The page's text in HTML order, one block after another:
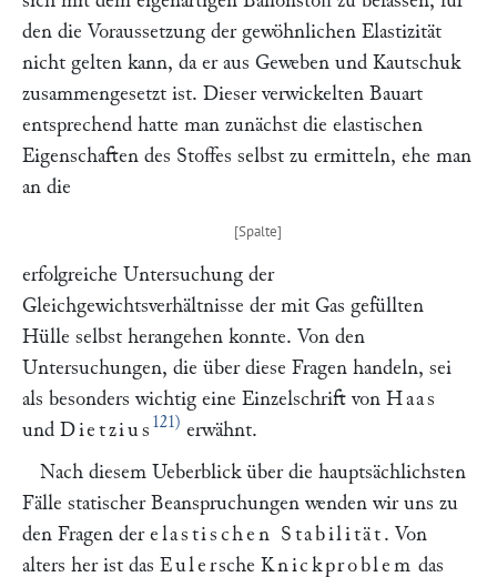
den die Voraussetzung der gewöhnlichen Elastizität
nicht gelten kann, da er aus Geweben und Kautschuk
zusammengesetzt ist. Dieser verwickelten Bauart
entsprechend hatte man zunächst die elastischen
Eigenschaften des Stoffes selbst zu ermitteln, ehe man
an die
erfolgreiche Untersuchung der
Gleichgewichtsverhältnisse der mit Gas gefüllten
Hülle selbst herangehen konnte. Von den
Untersuchungen, die über diese Fragen handeln, sei
als besonders wichtig eine Einzelschrift von Haas
und Dietzius 121) erwähnt.
Nach diesem Ueberblick über die hauptsächlichsten
Fälle statischer Beanspruchungen wenden wir uns zu
den Fragen der elastischen Stabilität . Von
alters her ist das EulerscheKnickproblem das